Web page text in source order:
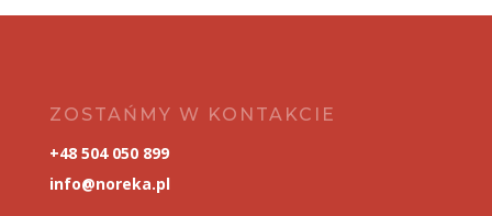
ZOSTAŃMY W KONTAKCIE
+48 504 050 899
info@noreka.pl